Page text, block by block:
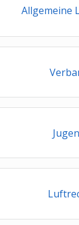
Allgemeine